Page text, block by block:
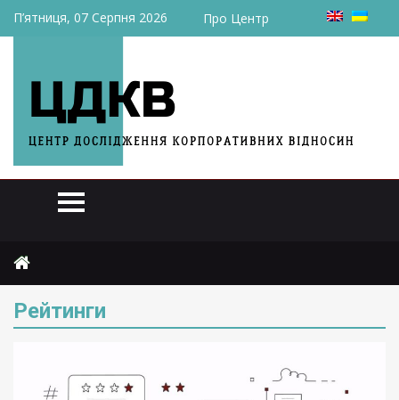
П’ятниця, 07 Серпня 2026 Про Центр
Рейтинги